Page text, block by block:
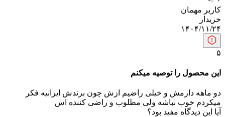
کاربر مهمان
خریدار
۱۴۰۴/۱۱/۲۴
۵
این محصول را توصیه میکنم
دو ماهه دارمش و خیلی راضیم ازش چون برندش ایرانیه فکر
میکردم خوب نباشه ولی مطلوب و راضی کننده اس
آیا این دیدگاه مفید بود؟